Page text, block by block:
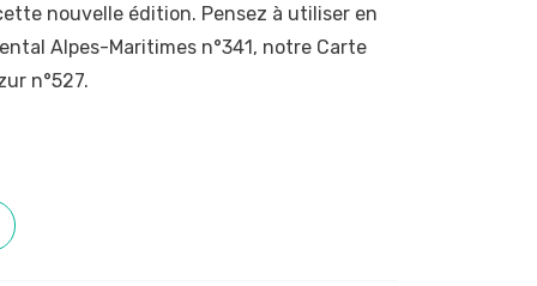
nouvelle édition. Pensez à utiliser en
Alpes-Maritimes n°341, notre Carte
n°527.